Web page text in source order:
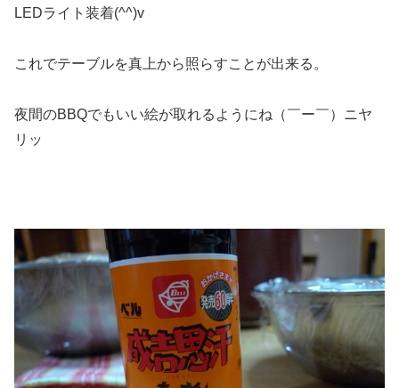
LEDライト装着(^^)v
これでテーブルを真上から照らすことが出来る。
夜間のBBQでもいい絵が取れるようにね（￣ー￣）ニヤ
リッ